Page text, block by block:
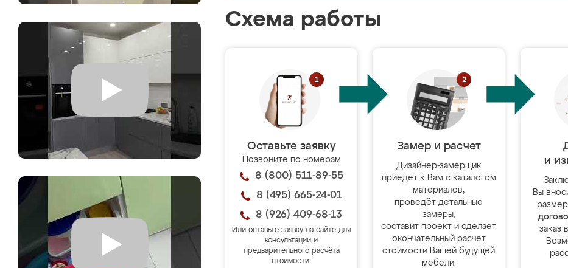
Схема работы
Оставьте заявку
Позвоните по номерам
8 (800) 511-89-55
8 (495) 665-24-01
8 (926) 409-68-13
Или оставьте заявку на сайте для
консультации и
предварительного расчёта
стоимости.
Замер и расчет
Дизайнер-замерщик
приедет к Вам с каталогом
материалов,
проведёт детальные
замеры,
составит проект и сделает
окончательный расчёт
стоимости Вашей будущей
мебели.
и
Вы
заказ